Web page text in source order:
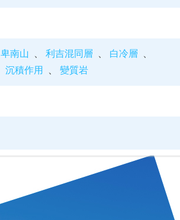
卑南山 利吉混同層
白冷層
沉積作用 變質岩